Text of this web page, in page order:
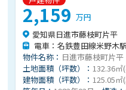
2,159万円
愛知県日進市藤枝町片平
電車：名鉄豊田線米野木
物件名称： 日進市藤枝町片
土地面積（坪数）： 132.36㎡
建物面積（坪数）： 125.05㎡